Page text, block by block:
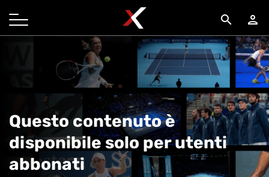
search person
Questo contenuto è
disponibile solo per utenti
abbonati